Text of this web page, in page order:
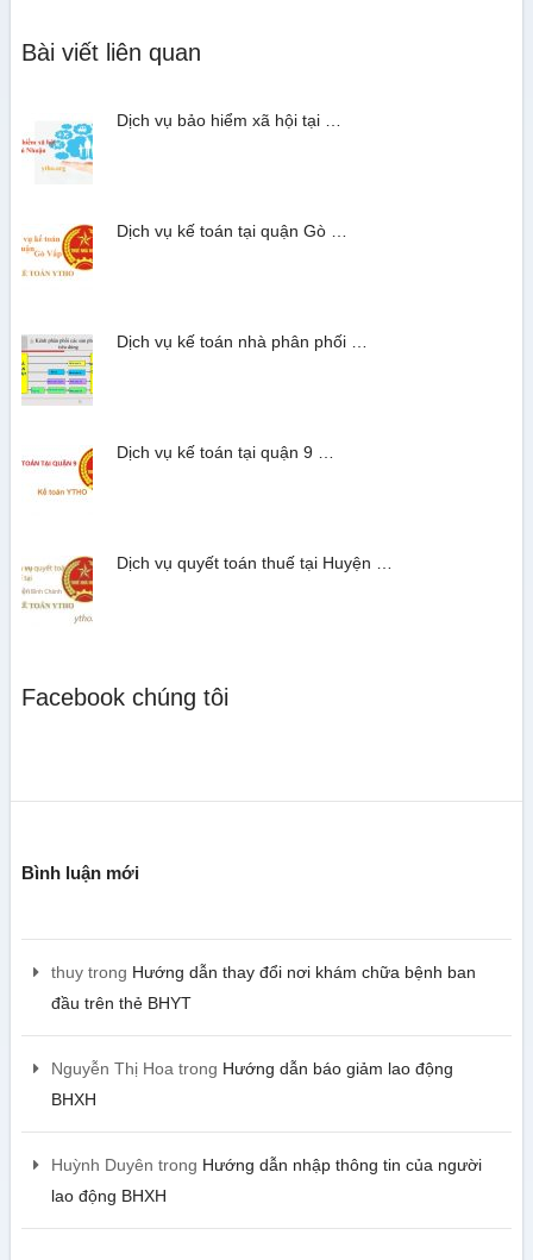
Bài viết liên quan
Dịch vụ bảo hiểm xã hội tại …
Dịch vụ kế toán tại quận Gò …
Dịch vụ kế toán nhà phân phối …
Dịch vụ kế toán tại quận 9 …
Dịch vụ quyết toán thuế tại Huyện …
Facebook chúng tôi
Bình luận mới
thuytrong Hướng dẫn thay đổi nơi khám chữa bệnh ban
đầu trên thẻ BHYT
Nguyễn Thị Hoatrong Hướng dẫn báo giảm lao động
BHXH
Huỳnh Duyên trong Hướng dẫn nhập thông tin của người
lao động BHXH